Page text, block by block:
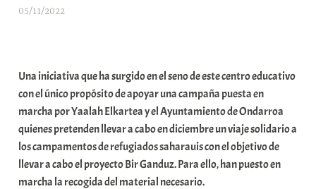
05/11/2022
a
r
E
r
r
i
Una iniciativa que ha surgido en el seno de este centro educativo
con el único propósito de apoyar una campaña puesta en
marcha por Yaalah Elkartea y el Ayuntamiento de Ondarroa
quienes pretenden llevar a cabo en diciembre un viaje solidario a
los campamentos de refugiados saharauis con el objetivo de
llevar a cabo el proyecto Bir Ganduz. Para ello, han puesto en
marcha la recogida del material necesario.